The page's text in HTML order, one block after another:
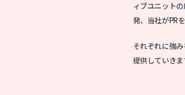
ィブユニット
発、当社がPR
それぞれに強
提供していきま